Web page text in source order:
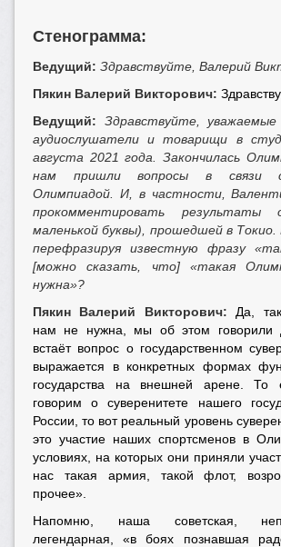
Стенограмма:
Ведущий: Здравствуйте, Валерий
Пякин Валерий Викторович:
Ведущий:
Здравствуйте,
аудиослушатели и товарищи в
августа 2021 года. Закончилась
нам пришли вопросы в связи
Олимпиадой. И, в частности,
прокомментировать результаты
маленькой буквы), прошедшей в
перефразируя известную фразу
[можно сказать, что] «такая
нужна»?
Пякин Валерий Викторович: Да,
нам не нужна, мы об этом говорили
встаёт вопрос о государственном
выражается в конкретных формах
государства на внешней арене. То
говорим о суверенитете нашего
России, то вот реальный уровень
это участие наших спортсменов в
условиях, на которых они приняли
нас такая армия, такой флот,
прочее».
Напомню, наша советская,
легендарная, «в боях познавшая